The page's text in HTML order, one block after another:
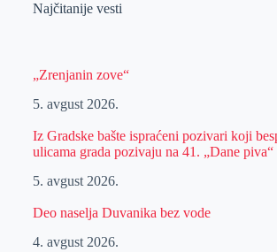
Najčitanije vesti
„Zrenjanin zove“
5. avgust 2026.
Iz Gradske bašte ispraćeni pozivari koji
ulicama grada pozivaju na 41. „Dane piva“
5. avgust 2026.
Deo naselja Duvanika bez vode
4. avgust 2026.